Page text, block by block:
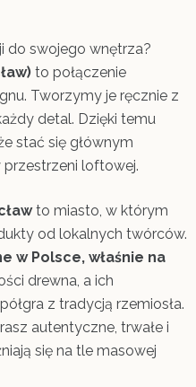
do swojego wnętrza?
to połączenie
Tworzymy je ręcznie z
detal. Dzięki temu
stać się głównym
przestrzeni loftowej.
to miasto, w którym
od lokalnych twórców.
w Polsce, właśnie na
drewna, a ich
z tradycją rzemiosła.
autentyczne, trwałe i
się na tle masowej